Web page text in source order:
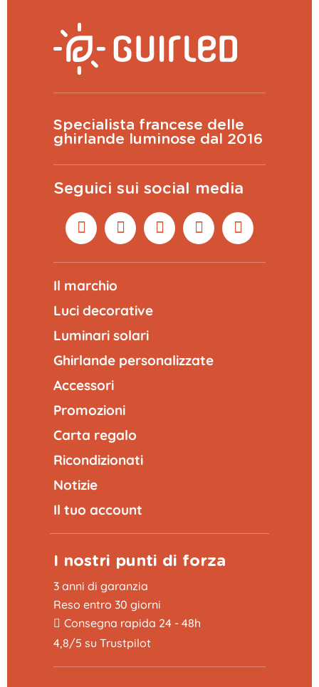
Specialista francese delle
ghirlande luminose dal 2016
Seguici sui social media
Il marchio
Luci decorative
Luminari solari
Ghirlande personalizzate
Accessori
Promozioni
Carta regalo
Ricondizionati
Notizie
Il tuo account
I nostri punti di forza
3 anni di garanzia
Reso entro 30 giorni
Consegna rapida 24 - 48h
4,8/5 su Trustpilot